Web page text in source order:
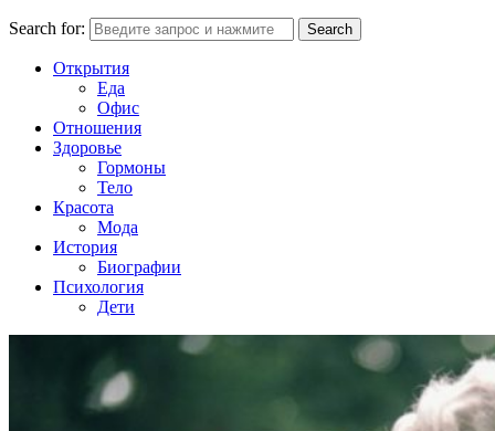
Search for: Search
Открытия
Еда
Офис
Отношения
Здоровье
Гормоны
Тело
Красота
Мода
История
Биографии
Психология
Дети